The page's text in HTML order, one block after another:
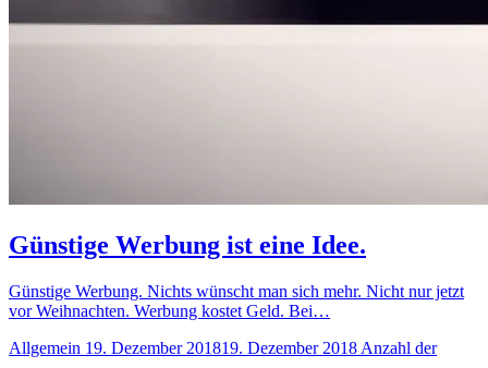
Günstige Werbung ist eine Idee.
Günstige Werbung. Nichts wünscht man sich mehr. Nicht nur jetzt
vor Weihnachten. Werbung kostet Geld. Bei…
Allgemein 19. Dezember 201819. Dezember 2018 Anzahl der